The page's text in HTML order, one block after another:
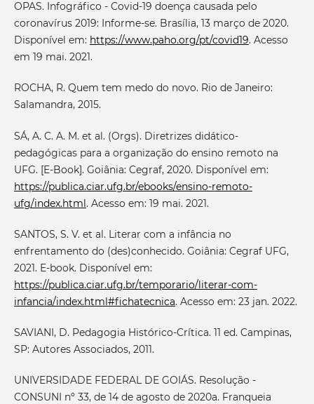
OPAS. Infográfico - Covid-19 doença causada pelo
coronavírus 2019: Informe-se. Brasília, 13 março de 2020.
Disponível em: https://www.paho.org/pt/covid19. Acesso
em 19 mai. 2021.
ROCHA, R. Quem tem medo do novo. Rio de Janeiro:
Salamandra, 2015.
SÁ, A. C. A. M. et al. (Orgs). Diretrizes didático-
pedagógicas para a organização do ensino remoto na
UFG. [E-Book]. Goiânia: Cegraf, 2020. Disponível em:
https://publica.ciar.ufg.br/ebooks/ensino-remoto-
ufg/index.html. Acesso em: 19 mai. 2021.
SANTOS, S. V. et al. Literar com a infância no
enfrentamento do (des)conhecido. Goiânia: Cegraf UFG,
2021. E-book. Disponível em:
https://publica.ciar.ufg.br/temporario/literar-com-
infancia/index.html#fichatecnica. Acesso em: 23 jan. 2022.
SAVIANI, D. Pedagogia Histórico-Crítica. 11 ed. Campinas,
SP: Autores Associados, 2011.
UNIVERSIDADE FEDERAL DE GOIÁS. Resolução -
CONSUNI nº 33, de 14 de agosto de 2020a. Franqueia